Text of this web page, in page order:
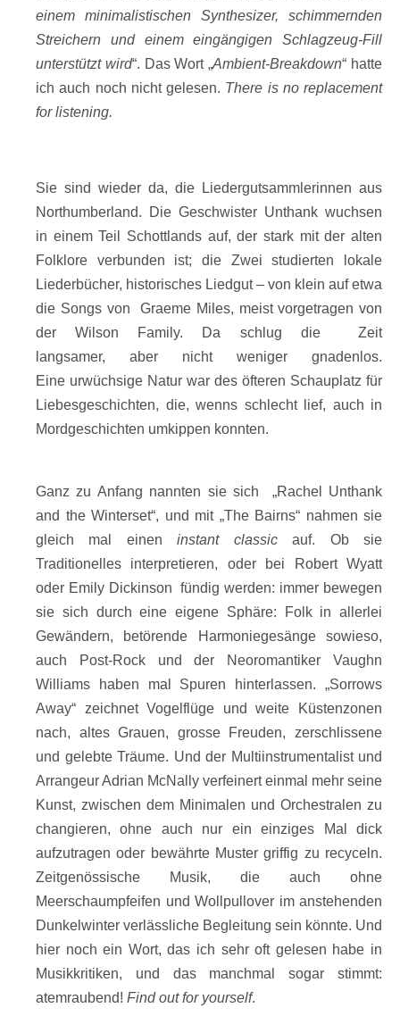
einem minimalistischen Synthesizer, schimmernden
Streichern und einem eingängigen Schlagzeug-Fill
unterstützt wird“. Das Wort „Ambient-Breakdown“ hatte
ich auch noch nicht gelesen. There is no replacement
for listening.
Sie sind wieder da, die Liedergutsammlerinnen aus
Northumberland. Die Geschwister Unthank wuchsen
in einem Teil Schottlands auf, der stark mit der alten
Folklore verbunden ist; die Zwei studierten lokale
Liederbücher, historisches Liedgut – von klein auf etwa
die Songs von Graeme Miles, meist vorgetragen von
der Wilson Family. Da schlug die Zeit
langsamer, aber nicht weniger gnadenlos.
Eine urwüchsige Natur war des öfteren Schauplatz für
Liebesgeschichten, die, wenns schlecht lief, auch in
Mordgeschichten umkippen konnten.
Ganz zu Anfang nannten sie sich „Rachel Unthank
and the Winterset“, und mit „The Bairns“ nahmen sie
gleich mal eineninstant classicauf. Ob sie
Traditionelles interpretieren, oder bei Robert Wyatt
oder Emily Dickinson fündig werden: immer bewegen
sie sich durch eine eigene Sphäre: Folk in allerlei
Gewändern, betörende Harmoniegesänge sowieso,
auch Post-Rock und der Neoromantiker Vaughn
Williams haben mal Spuren hinterlassen. „Sorrows
Away“ zeichnet Vogelflüge und weite Küstenzonen
nach, altes Grauen, grosse Freuden, zerschlissene
und gelebte Träume. Und der Multiinstrumentalist und
Arrangeur Adrian McNally verfeinert einmal mehr seine
Kunst, zwischen dem Minimalen und Orchestralen zu
changieren, ohne auch nur ein einziges Mal dick
aufzutragen oder bewährte Muster griffig zu recyceln.
Zeitgenössische Musik, die auch ohne
Meerschaumpfeifen und Wollpullover im anstehenden
Dunkelwinter verlässliche Begleitung sein könnte. Und
hier noch ein Wort, das ich sehr oft gelesen habe in
Musikkritiken, und das manchmal sogar stimmt:
atemraubend! Find out for yourself.